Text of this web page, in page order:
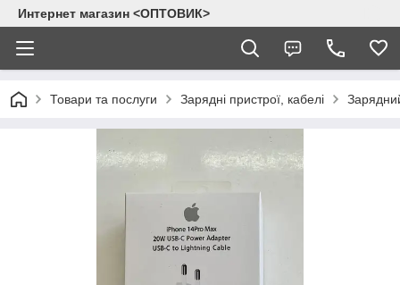
Интернет магазин <ОПТОВИК>
Товари та послуги Зарядні пристрої, кабелі